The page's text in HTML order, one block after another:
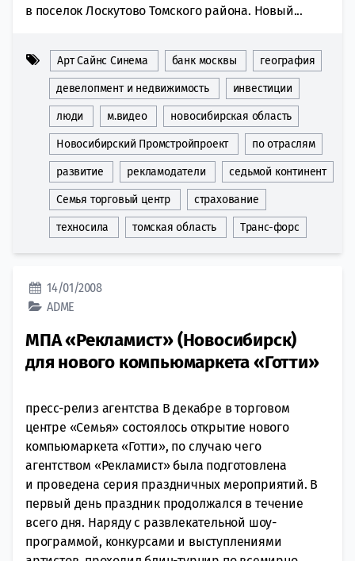
в поселок Лоскутово Томского района. Новый...
Арт Сайнс Синема банк москвы география
девелопмент и недвижимость инвестиции
люди м.видео новосибирская область
Новосибирский Промстройпроект по отраслям
развитие рекламодатели седьмой континент
Семья торговый центр страхование
техносила томская область Транс-форс
14/01/2008
ADME
МПА «Рекламист» (Новосибирск)
для нового компьюмаркета «Готти»
пресс-релиз агентства В декабре в торговом
центре «Семья» состоялось открытие нового
компьюмаркета «Готти», по случаю чего
агентством «Рекламист» была подготовлена
и проведена серия праздничных мероприятий. В
первый день праздник продолжался в течение
всего дня. Наряду с развлекательной шоу-
программой, конкурсами и выступлениями